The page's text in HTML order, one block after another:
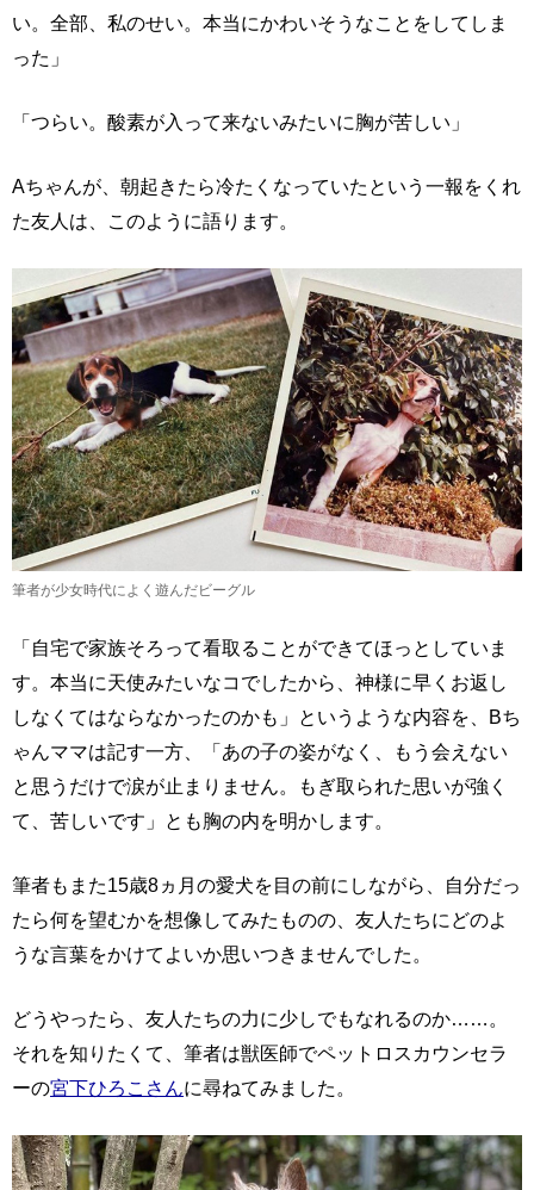
い。全部、私のせい。本当にかわいそうなことをしてしま
った」
「つらい。酸素が入って来ないみたいに胸が苦しい」
Aちゃんが、朝起きたら冷たくなっていたという一報をくれ
た友人は、このように語ります。
筆者が少女時代によく遊んだビーグル
「自宅で家族そろって看取ることができてほっとしていま
す。本当に天使みたいなコでしたから、神様に早くお返し
しなくてはならなかったのかも」というような内容を、Bち
ゃんママは記す一方、「あの子の姿がなく、もう会えない
と思うだけで涙が止まりません。もぎ取られた思いが強く
て、苦しいです」とも胸の内を明かします。
筆者もまた15歳8ヵ月の愛犬を目の前にしながら、自分だっ
たら何を望むかを想像してみたものの、友人たちにどのよ
うな言葉をかけてよいか思いつきませんでした。
どうやったら、友人たちの力に少しでもなれるのか……。
それを知りたくて、筆者は獣医師でペットロスカウンセラ
ーの宮下ひろこさんに尋ねてみました。